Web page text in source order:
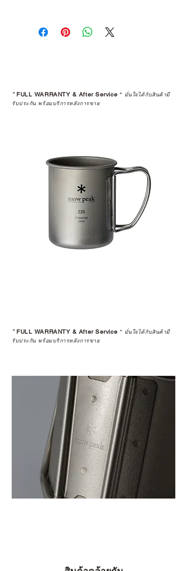
คุณตัดสินใจซื้อ แต่รวมไปถึง
“ประสบการณ์หลังการใช้งาน” ใน
STUDIO และร้านตัวแทนจำหน่ายที่
ได้รับการแต่งตั้งอย่างเป็นทางการ จะ
เป็นการให้คำแนะนำ การดูแลสินค้า
หรือการแก้ไขปัญหาที่อาจเกิดขึ้นใน
ก่อนตัดสินใจซื้อสินค้า เราอยาก
แนะนำให้คุณสอบถามทุกครั้งว่า ร้าน
ค้าที่คุณกำลังเลือกซื้อนั้น มีการรับ
ประกันสินค้าจากตัวแทนจำหน่าย
ในอุปกรณ์ที่คุณรัก มีคุณค่าอย่าง
ตัวแทนจำหน่ายที่ได้รับการแต่งตั้ง
เพื่อให้คุณได้รับทั้งสินค้า และ
ประสบการณ์ที่สมบูรณ์แบบในระยะ
อ่านต่อเรื่องการรับประกันสินค้าได้
ตรงนี้
https://www.campstudio.co.th/
warranty
*FULL WARRANTY & After Service * มั่นใจได้กับสินค้ามี
รับประกัน พร้อมบริการหลังการขาย
*FULL WARRANTY & After Service * มั่นใจได้กับสินค้ามี
รับประกัน พร้อมบริการหลังการขาย